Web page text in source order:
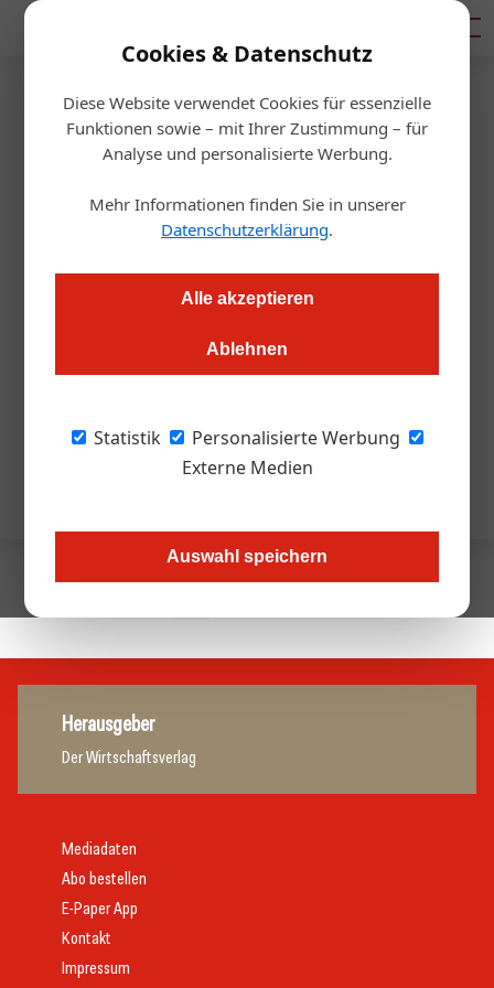
Cookies & Datenschutz
Diese Website verwendet Cookies für essenzielle
Funktionen sowie – mit Ihrer Zustimmung – für
Analyse und personalisierte Werbung.
Mehr Informationen finden Sie in unserer
Datenschutzerklärung.
Alle akzeptieren
Ablehnen
Statistik
Personalisierte Werbung
Externe Medien
Auswahl speichern
Artikel von Ernst Prost
Herausgeber
Der Wirtschaftsverlag
Mediadaten
Abo bestellen
E-Paper App
Kontakt
Impressum